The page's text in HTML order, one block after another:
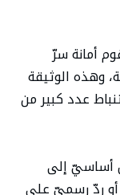
أمانة سرّ
وهذه الوثيقة
عدد كبير من
أساسيّ إلى
أو ردّ رسميّ على